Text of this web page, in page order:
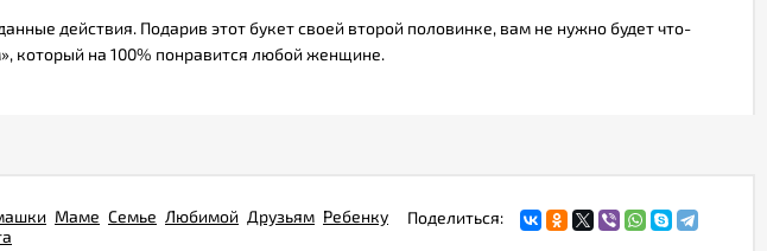
действия. Подарив этот букет своей второй половинке, вам не нужно будет что-
который на 100% понравится любой женщине.
Поделиться:
Маме Семье Любимой Друзьям Ребенку